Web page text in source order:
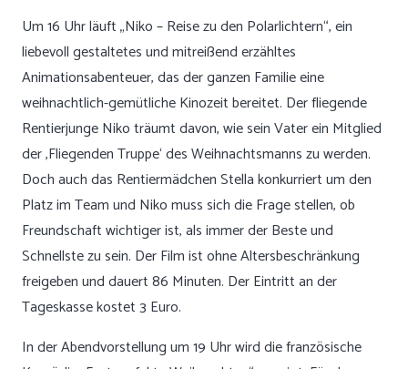
Um 16 Uhr läuft „Niko – Reise zu den Polarlichtern“, ein
liebevoll gestaltetes und mitreißend erzähltes
Animationsabenteuer, das der ganzen Familie eine
weihnachtlich-gemütliche Kinozeit bereitet. Der fliegende
Rentierjunge Niko träumt davon, wie sein Vater ein Mitglied
der ‚Fliegenden Truppe‘ des Weihnachtsmanns zu werden.
Doch auch das Rentiermädchen Stella konkurriert um den
Platz im Team und Niko muss sich die Frage stellen, ob
Freundschaft wichtiger ist, als immer der Beste und
Schnellste zu sein. Der Film ist ohne Altersbeschränkung
freigeben und dauert 86 Minuten. Der Eintritt an der
Tageskasse kostet 3 Euro.
In der Abendvorstellung um 19 Uhr wird die französische